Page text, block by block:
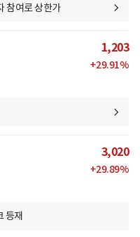
참여로 상한가
1,203
+29.91%
3,020
+29.89%
등재